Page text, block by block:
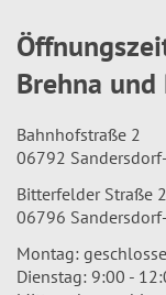
Brehna und
Bahnhofstraße 2
06792
Bitterfelder Straße
06796
Montag:
Dienstag: 9:00 -